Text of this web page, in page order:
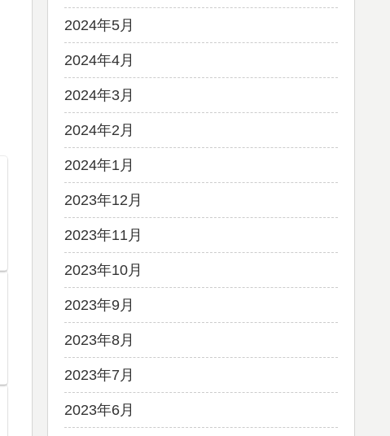
2024年5月
2024年4月
2024年3月
2024年2月
2024年1月
2023年12月
2023年11月
2023年10月
2023年9月
2023年8月
2023年7月
2023年6月